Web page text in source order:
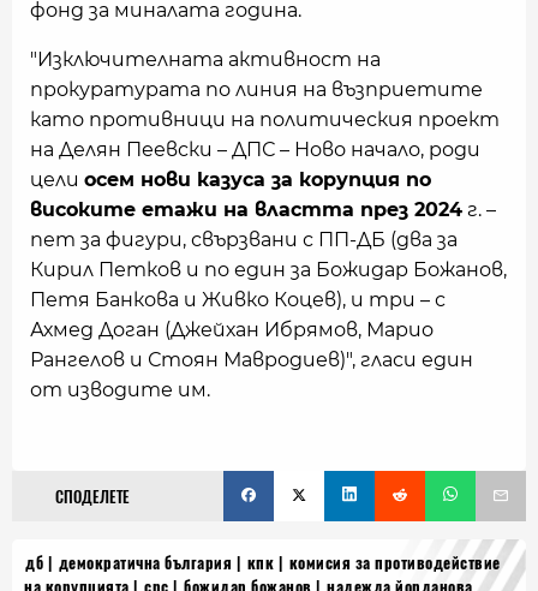
фонд за миналата година.
"Изключителната активност на
прокуратурата по линия на възприетите
като противници на политическия проект
на Делян Пеевски – ДПС – Ново начало, роди
цели осем нови казуса за корупция по
високите етажи на властта през 2024 г. –
пет за фигури, свързвани с ПП-ДБ (два за
Кирил Петков и по един за Божидар Божанов,
Петя Банкова и Живко Коцев), и три – с
Ахмед Доган (Джейхан Ибрямов, Марио
Рангелов и Стоян Мавродиев)", гласи един
от изводите им.
СПОДЕЛЕТЕ
дб демократична българия кпк
комисия за противодействие
на корупцията
срс божидар божанов надежда йорданова